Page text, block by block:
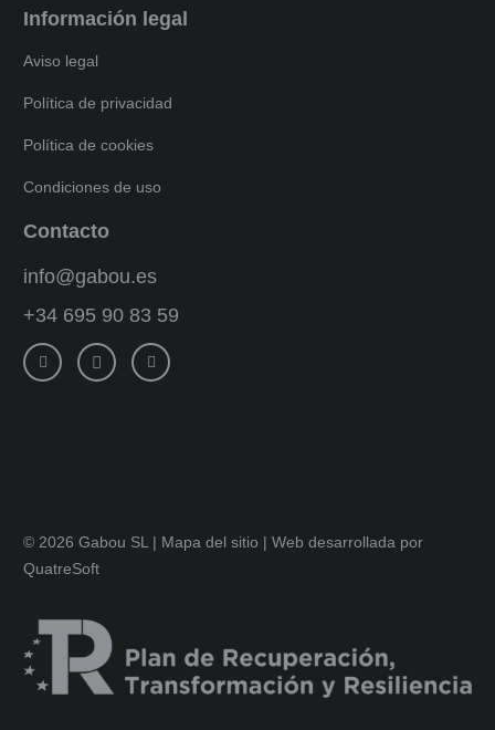
Información legal
Aviso legal
Política de privacidad
Política de cookies
Condiciones de uso
Contacto
info@gabou.es
+34 695 90 83 59
© 2026 Gabou SL | Mapa del sitio | Web desarrollada por
QuatreSoft